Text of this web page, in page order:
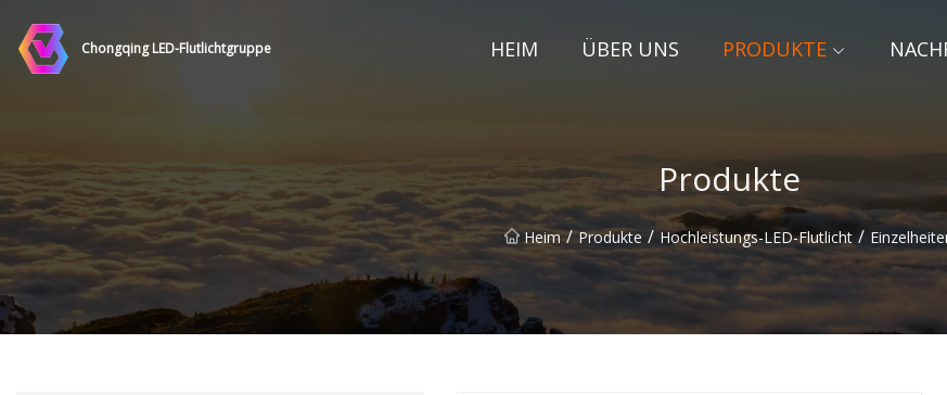
Chongqing LED-Flutlichtgruppe HEIM ÜBER UNS PRODUKTE
Produkte
Heim / Produkte / Hochleistungs-LED-Flutlicht /